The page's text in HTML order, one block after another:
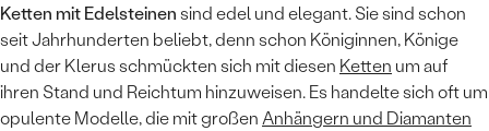
Ketten mit Edelsteinen sind edel und elegant. Sie sind schon
seit Jahrhunderten beliebt, denn schon Königinnen, Könige
und der Klerus schmückten sich mit diesen Ketten um auf
ihren Stand und Reichtum hinzuweisen. Es handelte sich oft um
opulente Modelle, die mit großen Anhängern und Diamanten